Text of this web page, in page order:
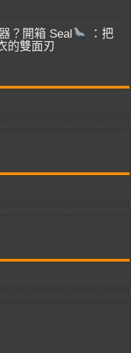
？開箱 Seal
：把
的雙面刃